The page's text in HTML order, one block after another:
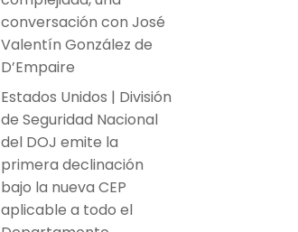
conversación con José
Valentín González de
D’Empaire
Estados Unidos | División
de Seguridad Nacional
del DOJ emite la
primera declinación
bajo la nueva CEP
aplicable a todo el